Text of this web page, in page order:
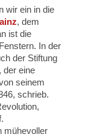
wir ein in die
, dem
ist die
In der
der Stiftung
der eine
seinem
schrieb.
mühevoller